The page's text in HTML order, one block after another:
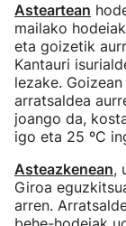
Asteartean
mailako
eta goizetik
Kantauri
lezake.
arratsaldea
joango da,
igo eta 25 ºC
Asteazkenean,
Giroa
arren.